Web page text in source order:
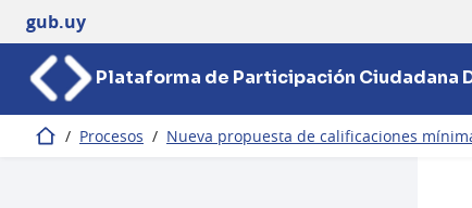
gub.uy
Plataforma de Participación Ciudadana
Inicio / Procesos / Nueva propuesta de calificaciones